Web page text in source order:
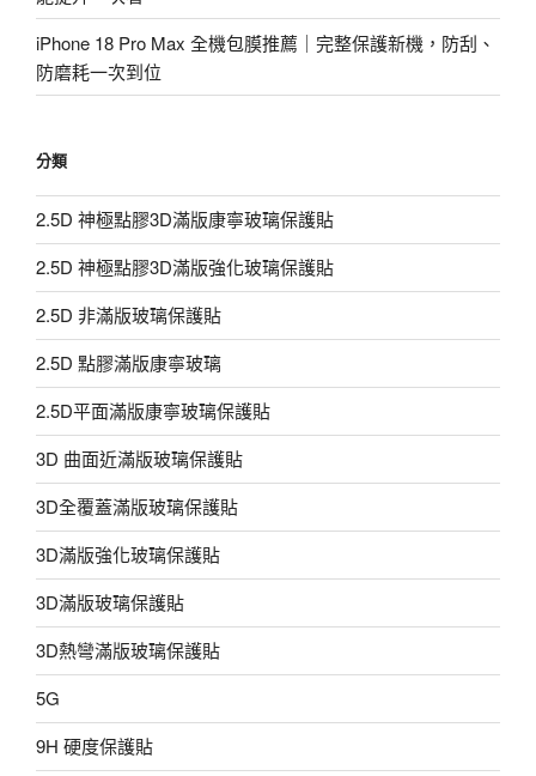
iPhone 18 Pro Max 全機包膜推薦｜完整保護新機，防刮、
防磨耗一次到位
分類
2.5D 神極點膠3D滿版康寧玻璃保護貼
2.5D 神極點膠3D滿版強化玻璃保護貼
2.5D 非滿版玻璃保護貼
2.5D 點膠滿版康寧玻璃
2.5D平面滿版康寧玻璃保護貼
3D 曲面近滿版玻璃保護貼
3D全覆蓋滿版玻璃保護貼
3D滿版強化玻璃保護貼
3D滿版玻璃保護貼
3D熱彎滿版玻璃保護貼
5G
9H 硬度保護貼